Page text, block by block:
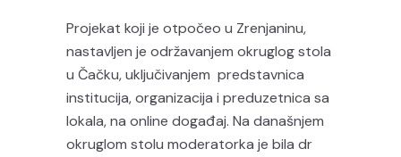
Projekat koji je otpočeo u Zrenjaninu,
nastavljen je održavanjem okruglog stola
u Čačku, uključivanjem predstavnica
institucija, organizacija i preduzetnica sa
lokala, na online događaj. Na današnjem
okruglom stolu moderatorka je bila dr